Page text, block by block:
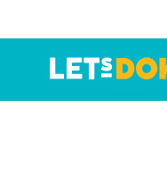
to
content
Fußzeile
springen
LETsDOK
Bundesweite